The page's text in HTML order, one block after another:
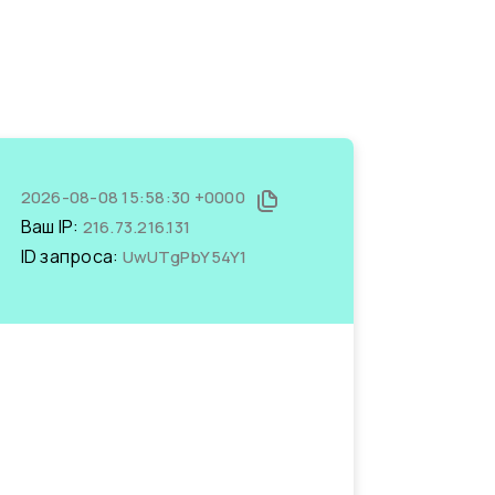
2026-08-08 15:58:30 +0000
Ваш IP: 216.73.216.131
ID запроса: UwUTgPbY54Y1